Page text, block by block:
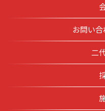
お問い
二